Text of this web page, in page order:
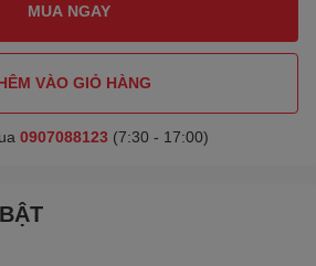
MUA NGAY
VÀO GIỎ HÀNG
0907088123 (7:30 - 17:00)